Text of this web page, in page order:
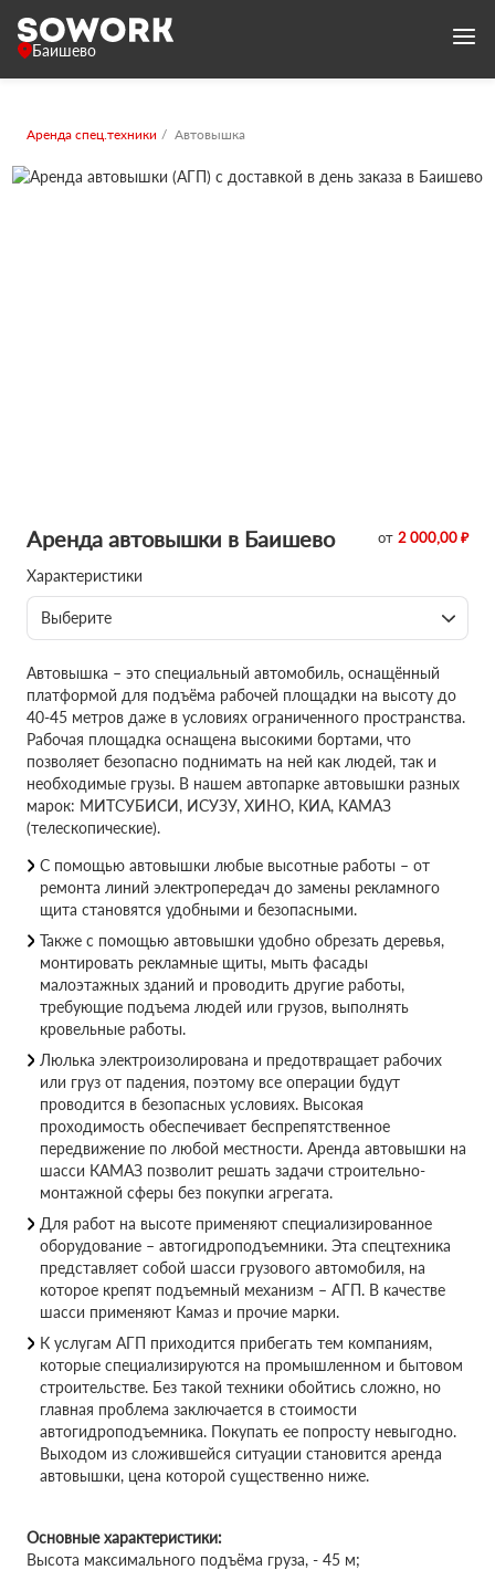
Баишево
Аренда спец.техники Автовышка
Аренда автовышки в Баишево от 2 000,00 ₽
Характеристики
Выберите
Автовышка – это специальный автомобиль, оснащённый
платформой для подъёма рабочей площадки на высоту до
40-45 метров даже в условиях ограниченного пространства.
Рабочая площадка оснащена высокими бортами, что
позволяет безопасно поднимать на ней как людей, так и
необходимые грузы. В нашем автопарке автовышки разных
марок: МИТСУБИСИ, ИСУЗУ, ХИНО, КИА, КАМАЗ
(телескопические).
С помощью автовышки любые высотные работы – от
ремонта линий электропередач до замены рекламного
щита становятся удобными и безопасными.
Также с помощью автовышки удобно обрезать деревья,
монтировать рекламные щиты, мыть фасады
малоэтажных зданий и проводить другие работы,
требующие подъема людей или грузов, выполнять
кровельные работы.
Люлька электроизолирована и предотвращает рабочих
или груз от падения, поэтому все операции будут
проводится в безопасных условиях. Высокая
проходимость обеспечивает беспрепятственное
передвижение по любой местности. Аренда автовышки на
шасси КАМАЗ позволит решать задачи строительно-
монтажной сферы без покупки агрегата.
Для работ на высоте применяют специализированное
оборудование – автогидроподъемники. Эта спецтехника
представляет собой шасси грузового автомобиля, на
которое крепят подъемный механизм – АГП. В качестве
шасси применяют Камаз и прочие марки.
К услугам АГП приходится прибегать тем компаниям,
которые специализируются на промышленном и бытовом
строительстве. Без такой техники обойтись сложно, но
главная проблема заключается в стоимости
автогидроподъемника. Покупать ее попросту невыгодно.
Выходом из сложившейся ситуации становится аренда
автовышки, цена которой существенно ниже.
Основные характеристики:
Высота максимального подъёма груза, - 45 м;